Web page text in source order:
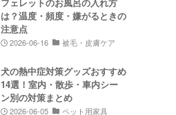
は？温度・頻度・嫌がるときの
注意点
2026-06-16 被毛・皮膚ケア
犬の熱中症対策グッズおすすめ
14選！室内・散歩・車内シー
ン別の対策まとめ
2026-06-05 ペット用家具